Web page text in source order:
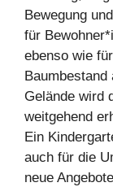
Bewegung
für
ebenso wie
Baumbestand
Gelände wird
weitgehend
Ein
auch für die
neue